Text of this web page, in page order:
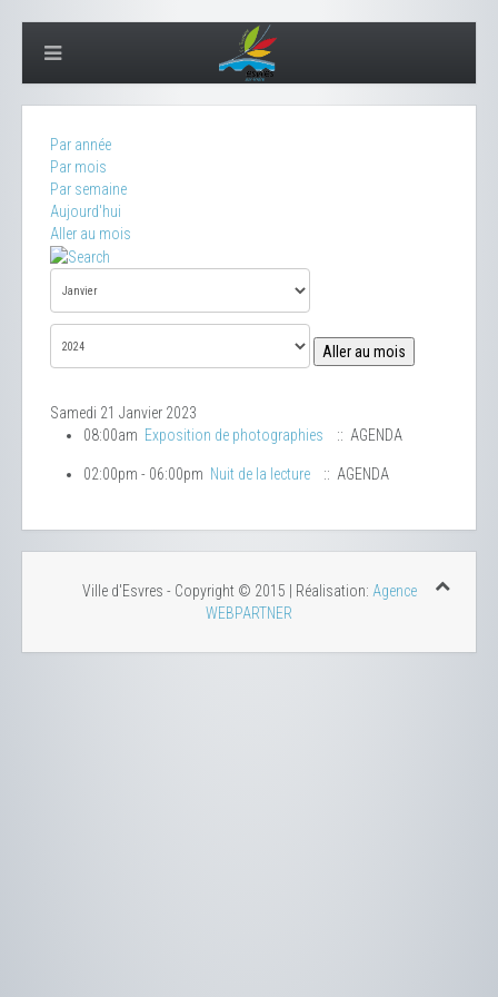
Par année
Par mois
Par semaine
Aujourd'hui
Aller au mois
Aller au mois
Samedi 21 Janvier 2023
08:00am Exposition de photographies :: AGENDA
02:00pm - 06:00pm Nuit de la lecture :: AGENDA
Ville d'Esvres - Copyright © 2015 | Réalisation: Agence
WEBPARTNER